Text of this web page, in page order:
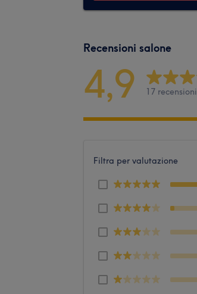
Recensioni salone
4,9 17 recensioni
Filtra per valutazione